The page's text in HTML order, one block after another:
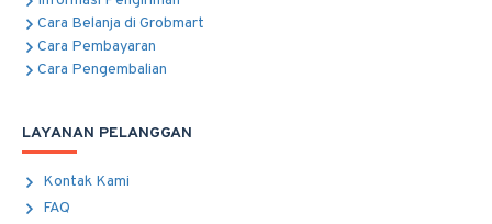
Cara Belanja di Grobmart
Cara Pembayaran
Cara Pengembalian
LAYANAN PELANGGAN
Kontak Kami
FAQ